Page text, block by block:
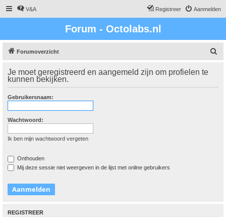
V&A Aanmelden
Registreer
Forum - Octolabs.nl
Forumoverzicht
k
Je moet geregistreerd en aangemeld zijn om profielen te
kunnen bekijken.
Gebruikersnaam:
Wachtwoord:
Ik ben mijn wachtwoord vergeten
Onthouden
Mij deze sessie niet weergeven in de lijst met online gebruikers
REGISTREER